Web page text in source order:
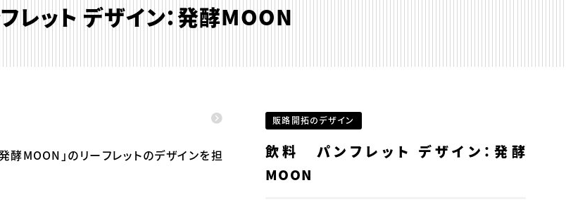
ット デザイン：発酵MOON
MOON」のリーフレットのデザインを担
販路開拓のデザイン
飲料 パンフレット デザイン：発酵
MOON